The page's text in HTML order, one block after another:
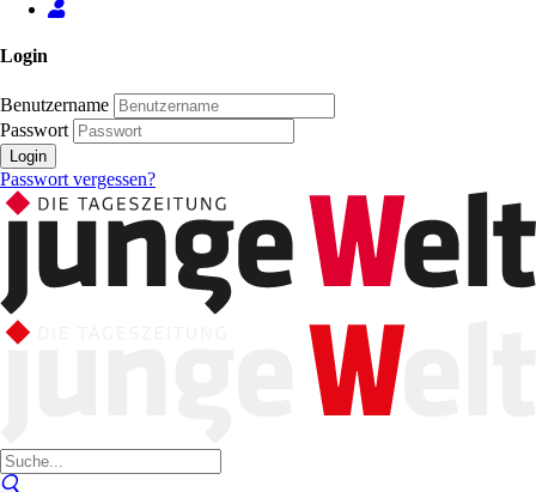
Login
Benutzername
Passwort
Login
Passwort vergessen?